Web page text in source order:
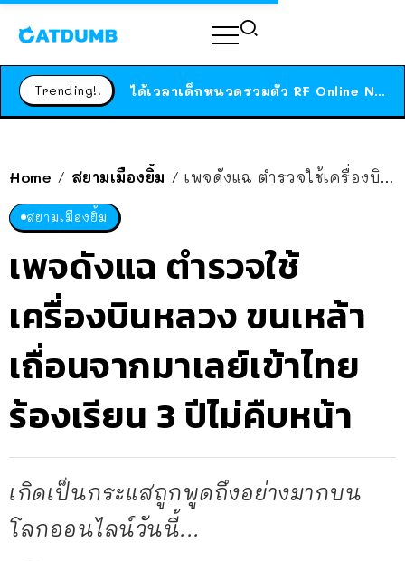
Trending!! ได้เวลาเด็กหนวดรวมตัว RF Online Next เปิดให้เล่นแล้ว เกม Sci-Fi MMORPG ระดับตำนาน เล่นได้ทั้งมือถือและ PC
Home / สยามเมืองยิ้ม / เพจดังแฉ ตำรวจใช้เครื่องบินหลวง ขนเหล้าเถื่อนจากมาเลย์เข้าไทย ร้องเรียน 3 ปีไม่คืบหน้า
สยามเมืองยิ้ม
เพจดังแฉ ตำรวจใช้
เครื่องบินหลวง ขนเหล้า
เถื่อนจากมาเลย์เข้าไทย
ร้องเรียน 3 ปีไม่คืบหน้า
เกิดเป็นกระแสถูกพูดถึงอย่างมากบน
โลกออนไลน์วันนี้...